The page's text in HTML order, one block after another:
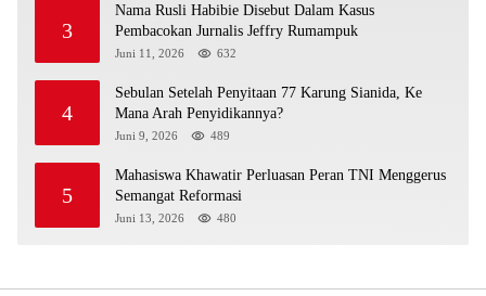
3
Nama Rusli Habibie Disebut Dalam Kasus
Pembacokan Jurnalis Jeffry Rumampuk
Juni 11, 2026 632
4
Sebulan Setelah Penyitaan 77 Karung Sianida, Ke
Mana Arah Penyidikannya?
Juni 9, 2026 489
5
Mahasiswa Khawatir Perluasan Peran TNI Menggerus
Semangat Reformasi
Juni 13, 2026 480